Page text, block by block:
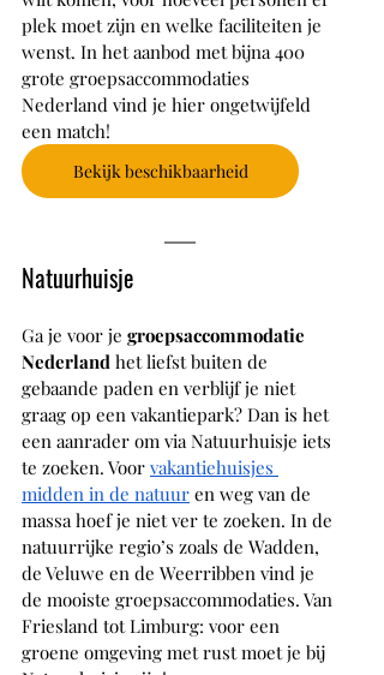
plek moet zijn en welke faciliteiten je
wenst. In het aanbod met bijna 400
grote groepsaccommodaties
Nederland vind je hier ongetwijfeld
een match!
Bekijk beschikbaarheid
Natuurhuisje
Ga je voor je groepsaccommodatie
Nederland het liefst buiten de
gebaande paden en verblijf je niet
graag op een vakantiepark? Dan is het
een aanrader om via Natuurhuisje iets
te zoeken. Voor vakantiehuisjes
midden in de natuur en weg van de
massa hoef je niet ver te zoeken. In de
natuurrijke regio’s zoals de Wadden,
de Veluwe en de Weerribben vind je
de mooiste groepsaccommodaties. Van
Friesland tot Limburg: voor een
groene omgeving met rust moet je bij